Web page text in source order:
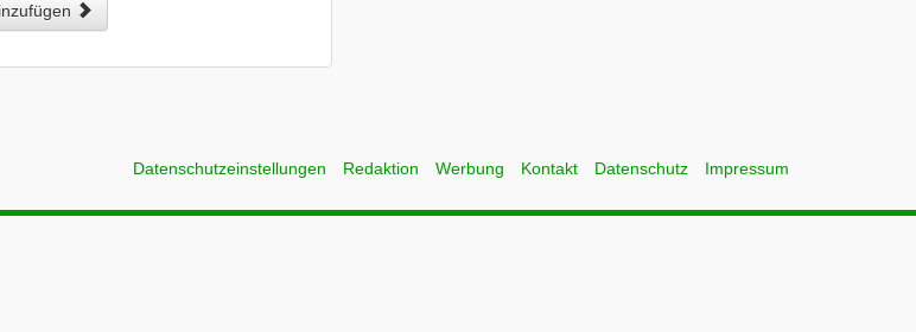
Datenschutzeinstellungen Redaktion Werbung Kontakt Datenschutz Impressum